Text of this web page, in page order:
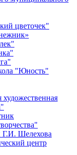
цветочек"
"Юность"
Шелехова
центр